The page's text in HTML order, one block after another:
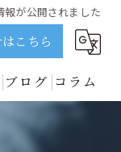
報が公開されました
こちら
ブログ
新着情報
コラム